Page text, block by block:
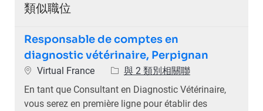
類似職位
Responsable de comptes en
diagnostic vétérinaire, Perpignan
位置Virtual France
與 2 類別相關聯
En tant que Consultant en Diagnostic Vétérinaire,
vous serez en première ligne pour établir des